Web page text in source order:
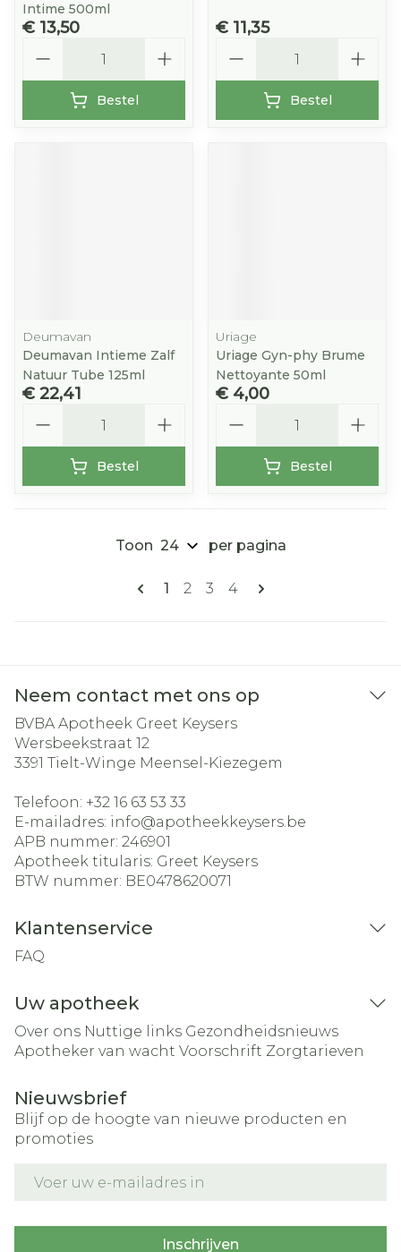
Intime 500ml
€ 13,50
Bestel
€ 11,35
Bestel
Deumavan
Deumavan Intieme Zalf
Natuur Tube 125ml
€ 22,41
Bestel
Uriage
Uriage Gyn-phy Brume
Nettoyante 50ml
€ 4,00
Bestel
Pagina's
U lees momenteel pagina
1 Pagina
2 Pagina
3 Pagina
4
Toon per pagina
Neem contact met ons op
BVBA Apotheek Greet Keysers
Wersbeekstraat 12
3391 Tielt-Winge Meensel-Kiezegem
Telefoon: +32 16 63 53 33
E-mailadres: info@apotheekkeysers.be
APB nummer: 246901
Apotheek titularis: Greet Keysers
BTW nummer: BE0478620071
Klantenservice
FAQ
Uw apotheek
Over ons Nuttige links Gezondheidsnieuws
Apotheker van wacht Voorschrift Zorgtarieven
Nieuwsbrief
Blijf op de hoogte van nieuwe producten en
promoties
Inschrijven